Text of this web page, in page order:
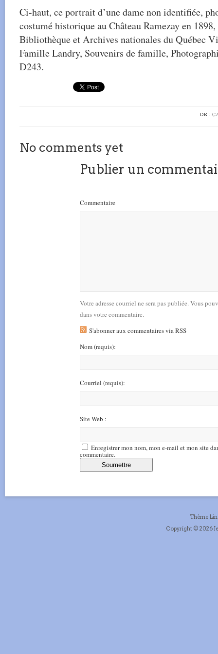
Ci-haut, ce portrait d’une dame non identifiée,
costumé historique au Château Ramezay en 1898,
Bibliothèque et Archives nationales du Québec
Famille Landry, Souvenirs de famille,
D243.
DE :
No comments yet
Publier un
Commentaire
Votre adresse courriel ne sera pas publiée. Vous
dans votre commentaire.
S'abonner aux commentaires via RSS
Nom(requis):
Courriel (requis):
Site Web :
Enregistrer mon nom, mon e-mail et mon site
commentaire.
Thème
Copyright © 2026